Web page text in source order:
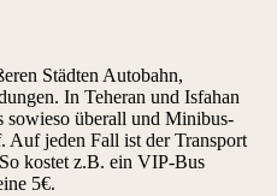
Städten Autobahn,
In Teheran und Isfahan
sowieso überall und Minibus-
jeden Fall ist der Transport
kostet z.B. ein VIP-Bus
5€.